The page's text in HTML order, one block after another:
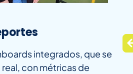
integrados, que se
con métricas de